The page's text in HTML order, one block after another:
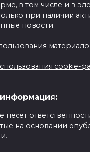
в том числе и в
при наличии
новости.
cookie-
несет
на основании